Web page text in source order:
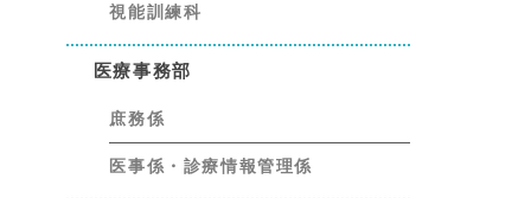
視能訓練科
医療事務部
庶務係
医事係・診療情報管理係